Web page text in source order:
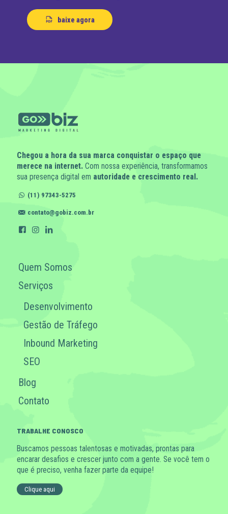
baixe agora
Chegou a hora da sua marca conquistar o espaço que
merece na internet. Com nossa experiência, transformamos
sua presença digital em autoridade e crescimento real.
(11) 97343-5275
contato@gobiz.com.br
Quem Somos
Serviços
Desenvolvimento
Gestão de Tráfego
Inbound Marketing
SEO
Blog
Contato
TRABALHE CONOSCO
Buscamos pessoas talentosas e motivadas, prontas para
encarar desafios e crescer junto com a gente. Se você tem o
que é preciso, venha fazer parte da equipe!
Clique aqui